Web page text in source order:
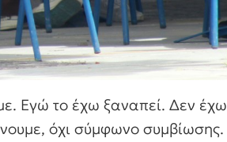
Εγώ το έχω ξαναπεί. Δεν έχω
όχι σύμφωνο συμβίωσης.